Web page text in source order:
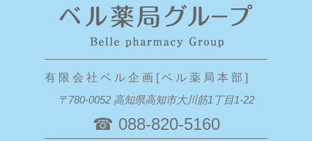
有 限 会 社 ベ ル 企 画 [ ベ ル 薬 局 本 部 ]
〒780-0052 高知県高知市大川筋1丁目1-22
☎ 088-820-5160